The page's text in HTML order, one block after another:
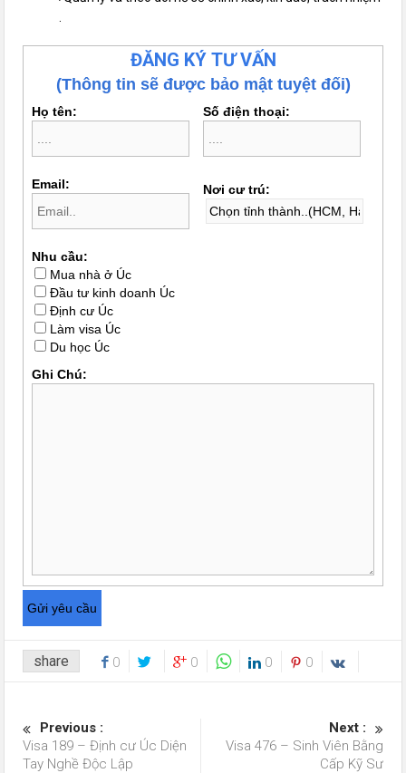
.
ĐĂNG KÝ TƯ VẤN
(Thông tin sẽ được bảo mật tuyệt đối)
Họ tên: Số điện thoại:
Email: Nơi cư trú:
Nhu cầu:
Mua nhà ở Úc
Đầu tư kinh doanh Úc
Định cư Úc
Làm visa Úc
Du học Úc
Ghi Chú:
share 0 0 0 0
Previous :
Visa 189 – Định cư Úc Diện
Tay Nghề Độc Lập
Next :
Visa 476 – Sinh Viên Bằng
Cấp Kỹ Sư